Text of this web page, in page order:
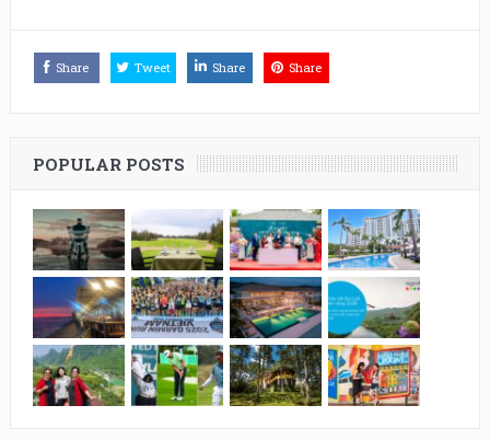
Share Tweet Share Share
POPULAR POSTS